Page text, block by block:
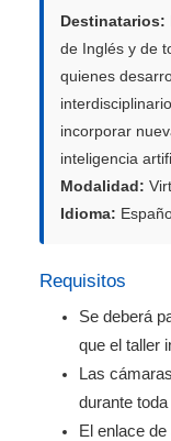
Destinatarios:
de Inglés y de
quienes
incorporar
inteligencia
Modalidad:
Idioma:
Requisitos
Se deberá
que el taller
Las
durante
El enlace